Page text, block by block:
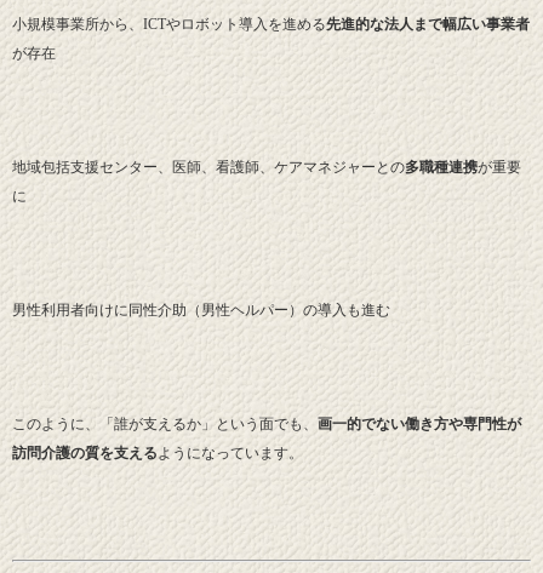
小規模事業所から、ICTやロボット導入を進める先進的な法人まで幅広い事業者
が存在
地域包括支援センター、医師、看護師、ケアマネジャーとの多職種連携が重要
に
男性利用者向けに同性介助（男性ヘルパー）の導入も進む
このように、「誰が支えるか」という面でも、 画一的でない働き方や専門性が
訪問介護の質を支える ようになっています。